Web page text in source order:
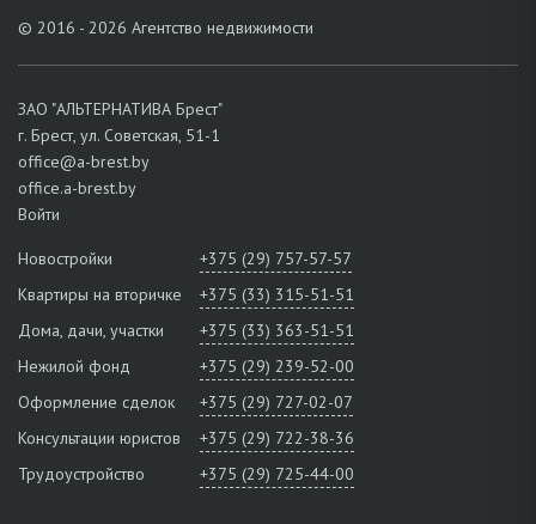
© 2016 - 2026 Агентство недвижимости
ЗАО "АЛЬТЕРНАТИВА Брест"
г. Брест, ул. Советская, 51-1
office@a-brest.by
office.a-brest.by
Войти
Новостройки
+375 (29) 757-57-57
Квартиры на вторичке
+375 (33) 315-51-51
Дома, дачи, участки
+375 (33) 363-51-51
Нежилой фонд
+375 (29) 239-52-00
Оформление сделок
+375 (29) 727-02-07
Консультации юристов
+375 (29) 722-38-36
Трудоустройство
+375 (29) 725-44-00